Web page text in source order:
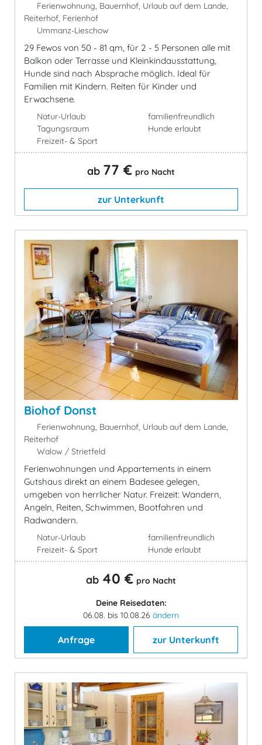
Ferienwohnung, Bauernhof, Urlaub auf dem Lande,
Reiterhof, Ferienhof
Ummanz-Lieschow
29 Fewos von 50 - 81 qm, für 2 - 5 Personen alle mit
Balkon oder Terrasse und Kleinkindausstattung,
Hunde sind nach Absprache möglich. Ideal für
Familien mit Kindern. Reiten für Kinder und
Erwachsene.
Natur-Urlaub
Tagungsraum
Freizeit- & Sport
familienfreundlich
Hunde erlaubt
ab 77 € pro Nacht
zur Unterkunft
Biohof Donst
Ferienwohnung, Bauernhof, Urlaub auf dem Lande,
Reiterhof
Walow / Strietfeld
Ferienwohnungen und Appartements in einem
Gutshaus direkt an einem Badesee gelegen,
umgeben von herrlicher Natur. Freizeit: Wandern,
Angeln, Reiten, Schwimmen, Bootfahren und
Radwandern.
Natur-Urlaub
Freizeit- & Sport
familienfreundlich
Hunde erlaubt
ab 40 € pro Nacht
Deine Reisedaten:
06.08. bis 10.08.26 ändern
Anfrage zur Unterkunft